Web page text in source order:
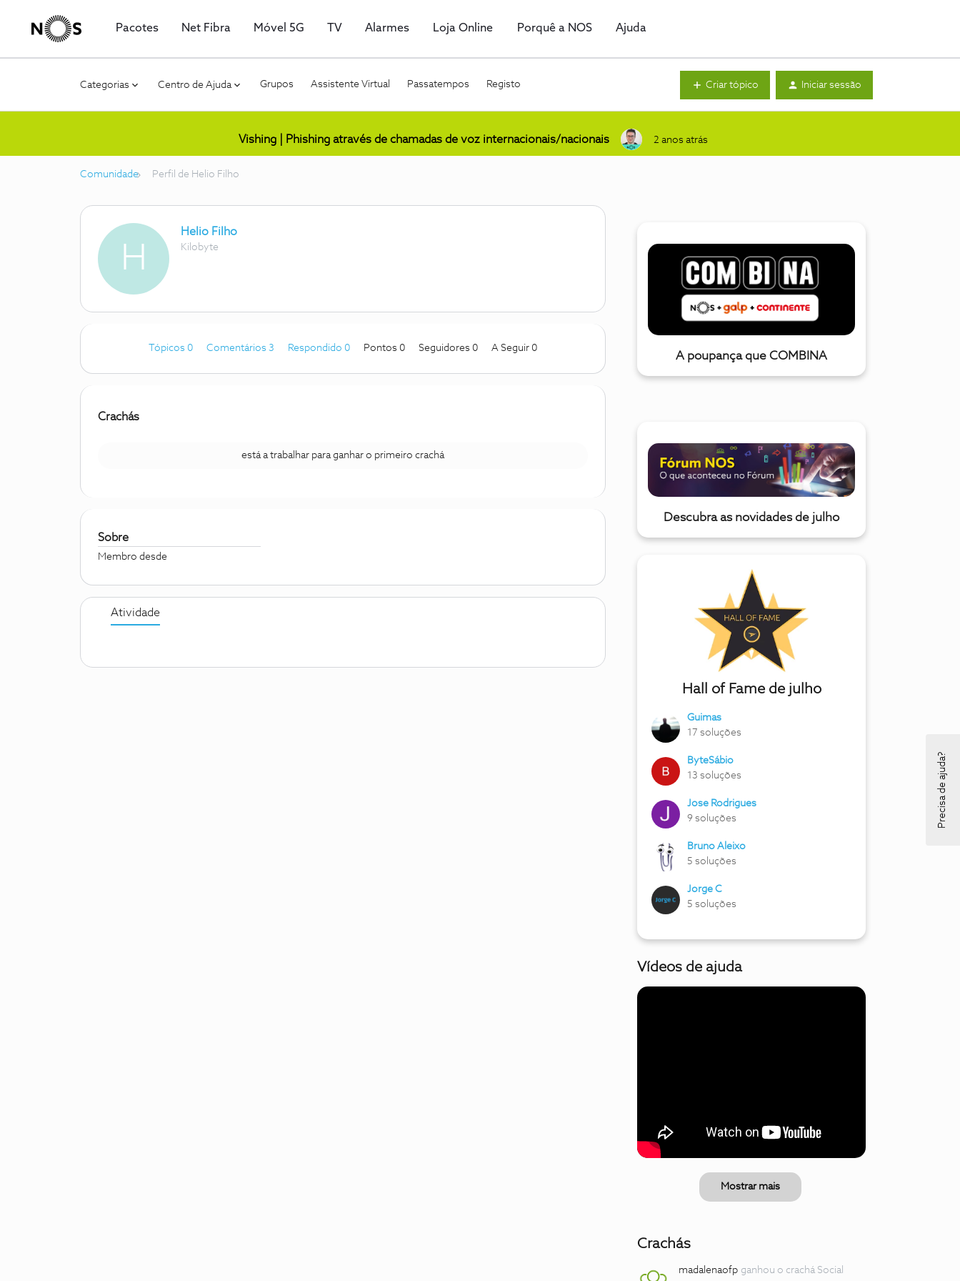
Pacotes Net Fibra Móvel 5G TV Alarmes Loja Online Porquê a NOS Ajuda
Categorias Centro de Ajuda Grupos Assistente Virtual Passatempos Registo Criar tópico Iniciar sessão
Vishing | Phishing através de chamadas de voz internacionais/nacionais 2 anos atrás
Comunidade Perfil de Helio Filho
H
Helio Filho
Kilobyte
Tópicos 0 Comentários 3 Respondido 0 Pontos 0 Seguidores 0 A Seguir 0
Crachás
está a trabalhar para ganhar o primeiro crachá
Sobre
Membro desde
Atividade
A poupança que COMBINA
Descubra as novidades de julho
Hall of Fame de julho
Guimas
17 soluções
ByteSábio
13 soluções
Jose Rodrigues
9 soluções
Bruno Aleixo
5 soluções
Jorge C
5 soluções
Vídeos de ajuda
Mostrar mais
Crachás
madalenaofp ganhou o crachá Social
Precisa de ajuda?